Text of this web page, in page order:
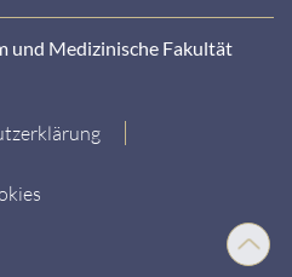
Nach
oben
Medizinische Fakultät